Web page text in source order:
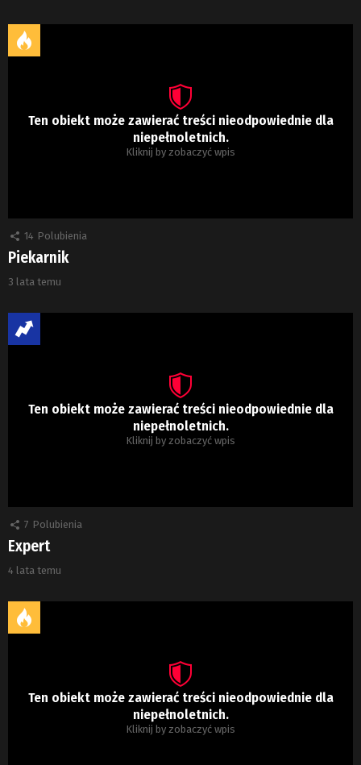
Ten obiekt może zawierać treści nieodpowiednie dla
niepełnoletnich.
Kliknij by zobaczyć wpis
14 Polubienia
Piekarnik
3 lata temu
Ten obiekt może zawierać treści nieodpowiednie dla
niepełnoletnich.
Kliknij by zobaczyć wpis
7 Polubienia
Expert
4 lata temu
Ten obiekt może zawierać treści nieodpowiednie dla
niepełnoletnich.
Kliknij by zobaczyć wpis